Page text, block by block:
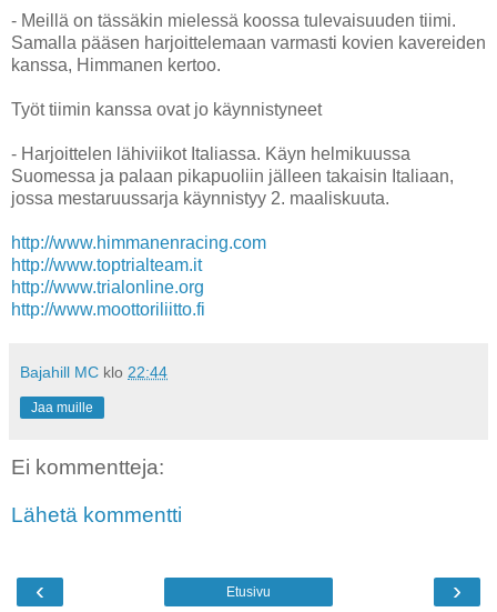
- Meillä on tässäkin mielessä koossa tulevaisuuden tiimi.
Samalla pääsen harjoittelemaan varmasti kovien kavereiden
kanssa, Himmanen kertoo.
Työt tiimin kanssa ovat jo käynnistyneet
- Harjoittelen lähiviikot Italiassa. Käyn helmikuussa
Suomessa ja palaan pikapuoliin jälleen takaisin Italiaan,
jossa mestaruussarja käynnistyy 2. maaliskuuta.
http://www.himmanenracing.com
http://www.toptrialteam.it
http://www.trialonline.org
http://www.moottoriliitto.fi
Bajahill MC klo 22:44
Jaa muille
Ei kommentteja:
Lähetä kommentti
‹ ›
Etusivu